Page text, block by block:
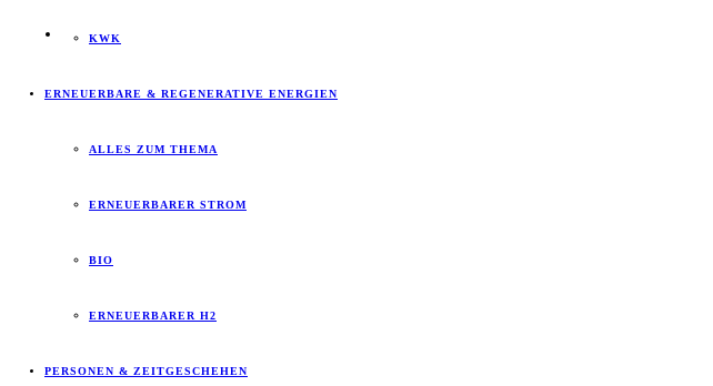
KWK
ERNEUERBARE & REGENERATIVE ENERGIEN
ALLES ZUM THEMA
ERNEUERBARER STROM
BIO
ERNEUERBARER H2
PERSONEN & ZEITGESCHEHEN